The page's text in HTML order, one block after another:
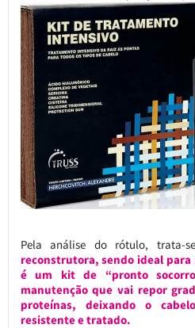
Pela análise do rótulo, trata-
reconstrutora, sendo ideal para
é um kit de “pronto
manutenção que vai repor
proteínas, deixando o
resistente e tratado.